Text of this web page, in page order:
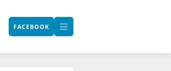
FACEBOOK